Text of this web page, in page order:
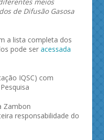
de Difusão Gasosa
a lista completa dos
pode ser acessada
IQSC) com
Zambon
responsabilidade do